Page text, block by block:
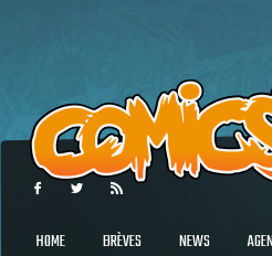
HOME BRÈVES NEWS